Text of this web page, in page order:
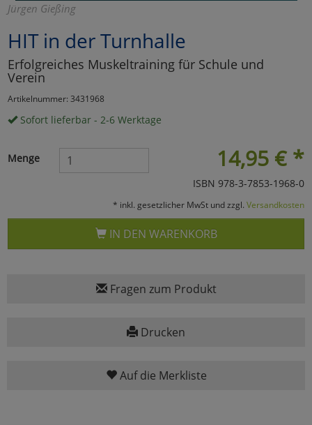
Jürgen Gießing
HIT in der Turnhalle
Erfolgreiches Muskeltraining für Schule und
Verein
Artikelnummer: 3431968
Sofort lieferbar - 2-6 Werktage
14,95 € *
Menge
ISBN 978-3-7853-1968-0
* inkl. gesetzlicher MwSt und zzgl. Versandkosten
IN DEN WARENKORB
Fragen zum Produkt
Drucken
Auf die Merkliste
Umfragetools
Cookies
Alle Akzeptieren
Cookies
Einstellungen speichern
zu Haupptseite